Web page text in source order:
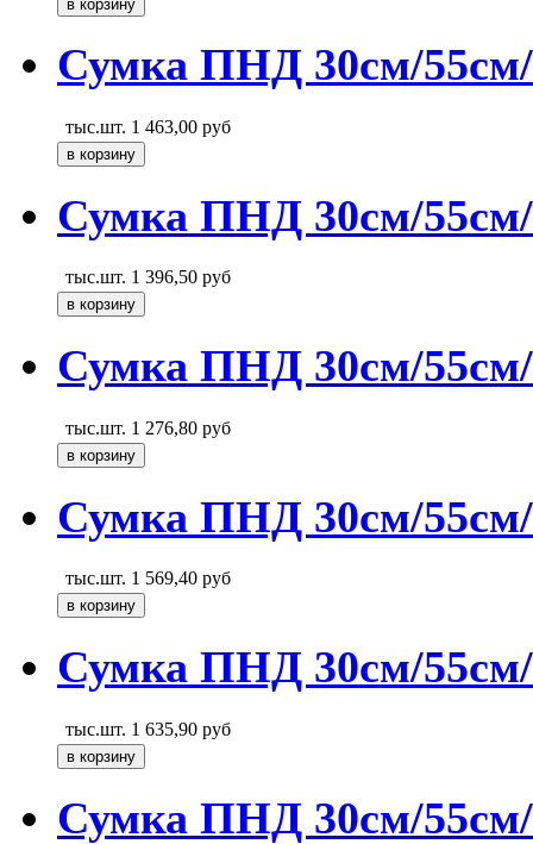
Сумка ПНД 30см/
тыс.шт. 1 463,00 руб
Сумка ПНД 30см/
тыс.шт. 1 396,50 руб
Сумка ПНД 30см/
тыс.шт. 1 276,80 руб
Сумка ПНД 30см/
тыс.шт. 1 569,40 руб
Сумка ПНД 30см/
тыс.шт. 1 635,90 руб
Сумка ПНД 30см/